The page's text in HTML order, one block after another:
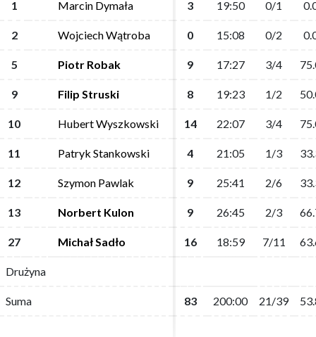
1 Marcin Dymała 3 19:50 0/1
2 Wojciech Wątroba 0 15:08 0/2
5 Piotr Robak 9 17:27 3/4
9 Filip Struski 8 19:23 1/2
10 Hubert Wyszkowski 14 22:07 3/4
11 Patryk Stankowski 4 21:05 1/3
12 Szymon Pawlak 9 25:41 2/6
13 Norbert Kulon 9 26:45 2/3
27 Michał Sadło 16 18:59 7/11
Drużyna
Suma 83 200:00 21/39
1 Marcin Dymała 3 19:50 0/1
2 Wojciech Wątroba 0 15:08 0/2
5 Piotr Robak 9 17:27 3/4
9 Filip Struski 8 19:23 1/2
10 Hubert Wyszkowski 14 22:07 3/4
11 Patryk Stankowski 4 21:05 1/3
12 Szymon Pawlak 9 25:41 2/6
13 Norbert Kulon 9 26:45 2/3
27 Michał Sadło 16 18:59 7/11
Drużyna
Suma 83 200:00 21/39